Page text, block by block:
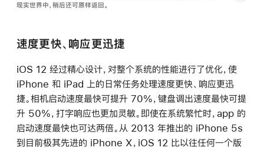
现实世界中，稍后还可原样返回。
速度更快、响应更迅捷
iOS 12 经过精心设计，对整个系统的性能进行了优化，使
iPhone 和 iPad 上的日常任务处理速度更快、响应更迅
捷。相机启动速度最快可提升 70%，键盘调出速度最快可提
升 50%，打字响应也更加灵敏。即使在系统繁忙时，app 的
启动速度最快也可达两倍。从 2013 年推出的 iPhone 5s
到目前极其先进的 iPhone X，iOS 12 比以往任何一个版